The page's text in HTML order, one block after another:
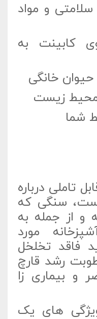
و مواد
کابینت به
خانگی
محیط زیست
شما
تاملی درباره
سنگی که
و از جمله به
مورد
فاقد تخلخل
رشد قارچ
و بیماری زا
ویژگی های یک